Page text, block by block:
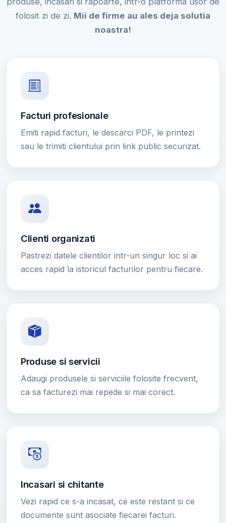
folosit zi de zi. Mii de firme au ales deja solutia
noastra!
Facturi profesionale
Emiti rapid facturi, le descarci PDF, le printezi
sau le trimiti clientului prin link public securizat.
Clienti organizati
Pastrezi datele clientilor intr-un singur loc si ai
acces rapid la istoricul facturilor pentru fiecare.
Produse si servicii
Adaugi produsele si serviciile folosite frecvent,
ca sa facturezi mai repede si mai corect.
Incasari si chitante
Vezi rapid ce s-a incasat, ce este restant si ce
documente sunt asociate fiecarei facturi.